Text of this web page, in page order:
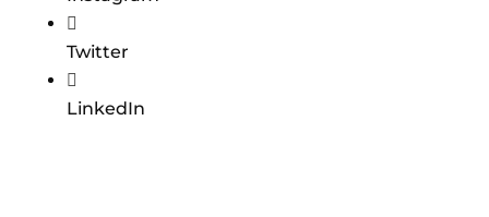

Twitter

LinkedIn